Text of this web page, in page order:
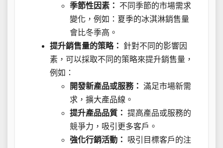
季節性因素：
不同季節的市場需求
變化，例如：夏季的冰淇淋銷售量
會比冬季高。
提升銷售量的策略：
針對不同的影響因
素，可以採取不同的策略來提升銷售量，
例如：
開發新產品或服務： 滿足市場新需
求，擴大產品線。
提升產品品質： 提高產品或服務的
競爭力，吸引更多客戶。
強化行銷活動：
吸引目標客戶的注